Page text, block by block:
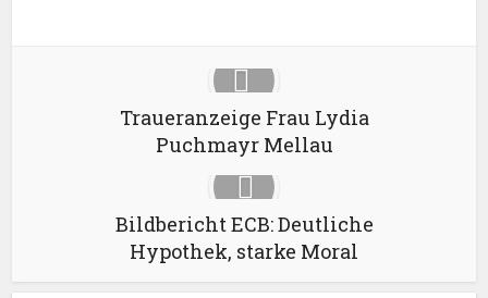
Traueranzeige Frau Lydia
Puchmayr Mellau
Bildbericht ECB: Deutliche
Hypothek, starke Moral